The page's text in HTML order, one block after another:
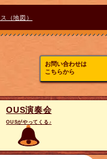
（地図）
お問い合わせは
こちらから
OUS演奏会
OUSがやってくる♪